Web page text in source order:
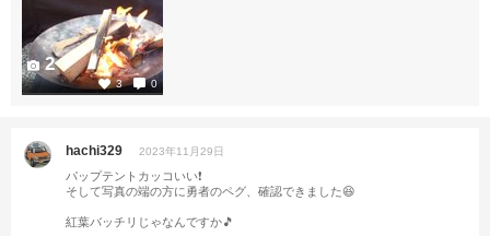
3 0
2
hachi329 2023年11月29日
パップテントカッコいい❗
そして写真の端の方に勇者のペグ、確認できました😆
紅葉バッチリじゃなんですか🎵